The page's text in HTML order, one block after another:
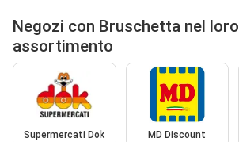
Negozi con Bruschetta nel loro
assortimento
Supermercati Dok MD Discount